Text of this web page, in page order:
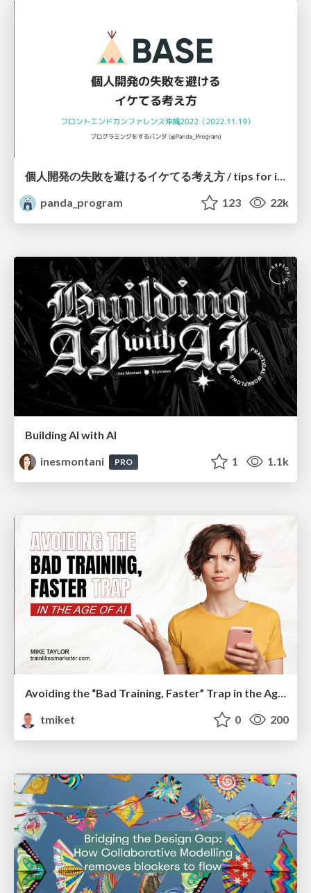
個人開発の失敗を避けるイケてる考え方 / tips for indie hackers
panda_program
123 22k
Building AI with AI
inesmontani
PRO 1 1.1k
Avoiding the “Bad Training, Faster” Trap in the Age of AI
tmiket
0 200